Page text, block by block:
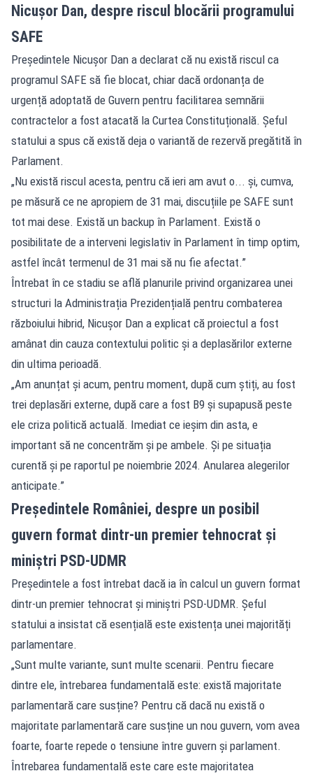
Nicușor Dan, despre riscul blocării programului
SAFE
Președintele Nicușor Dan a declarat că nu există riscul ca
programul SAFE să fie blocat, chiar dacă ordonanța de
urgență adoptată de Guvern pentru facilitarea semnării
contractelor a fost atacată la Curtea Constituțională. Șeful
statului a spus că există deja o variantă de rezervă pregătită în
Parlament.
„Nu există riscul acesta, pentru că ieri am avut o... și, cumva,
pe măsură ce ne apropiem de 31 mai, discuțiile pe SAFE sunt
tot mai dese. Există un backup în Parlament. Există o
posibilitate de a interveni legislativ în Parlament în timp optim,
astfel încât termenul de 31 mai să nu fie afectat.”
Întrebat în ce stadiu se află planurile privind organizarea unei
structuri la Administrația Prezidențială pentru combaterea
războiului hibrid, Nicușor Dan a explicat că proiectul a fost
amânat din cauza contextului politic și a deplasărilor externe
din ultima perioadă.
„Am anunțat și acum, pentru moment, după cum știți, au fost
trei deplasări externe, după care a fost B9 și supapusă peste
ele criza politică actuală. Imediat ce ieșim din asta, e
important să ne concentrăm și pe ambele. Și pe situația
curentă și pe raportul pe noiembrie 2024. Anularea alegerilor
anticipate.”
Președintele României, despre un posibil
guvern format dintr-un premier tehnocrat și
miniștri PSD-UDMR
Președintele a fost întrebat dacă ia în calcul un guvern format
dintr-un premier tehnocrat și miniștri PSD-UDMR. Șeful
statului a insistat că esențială este existența unei majorități
parlamentare.
„Sunt multe variante, sunt multe scenarii. Pentru fiecare
dintre ele, întrebarea fundamentală este: există majoritate
parlamentară care susține? Pentru că dacă nu există o
majoritate parlamentară care susține un nou guvern, vom avea
foarte, foarte repede o tensiune între guvern și parlament.
Întrebarea fundamentală este care este majoritatea